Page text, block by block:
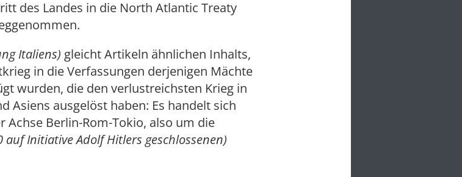
des Landes in die North Atlantic Treaty
Italiens) gleicht Artikeln ähnlichen Inhalts,
in die Verfassungen derjenigen Mächte
wurden, die den verlustreichsten Krieg in
Asiens ausgelöst haben: Es handelt sich
Achse Berlin-Rom-Tokio, also um die
auf Initiative Adolf Hitlers geschlossenen)